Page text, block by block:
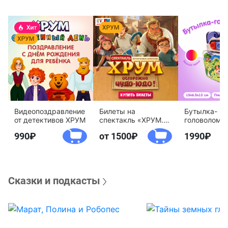
Видеопоздравление
от детективов ХРУМ
990
Билеты на
спектакль «ХРУМ.
Осторожно, Чудо-
Юдо!»
от 1500
Бутылка-
агентство
1990
Сказки и подкасты